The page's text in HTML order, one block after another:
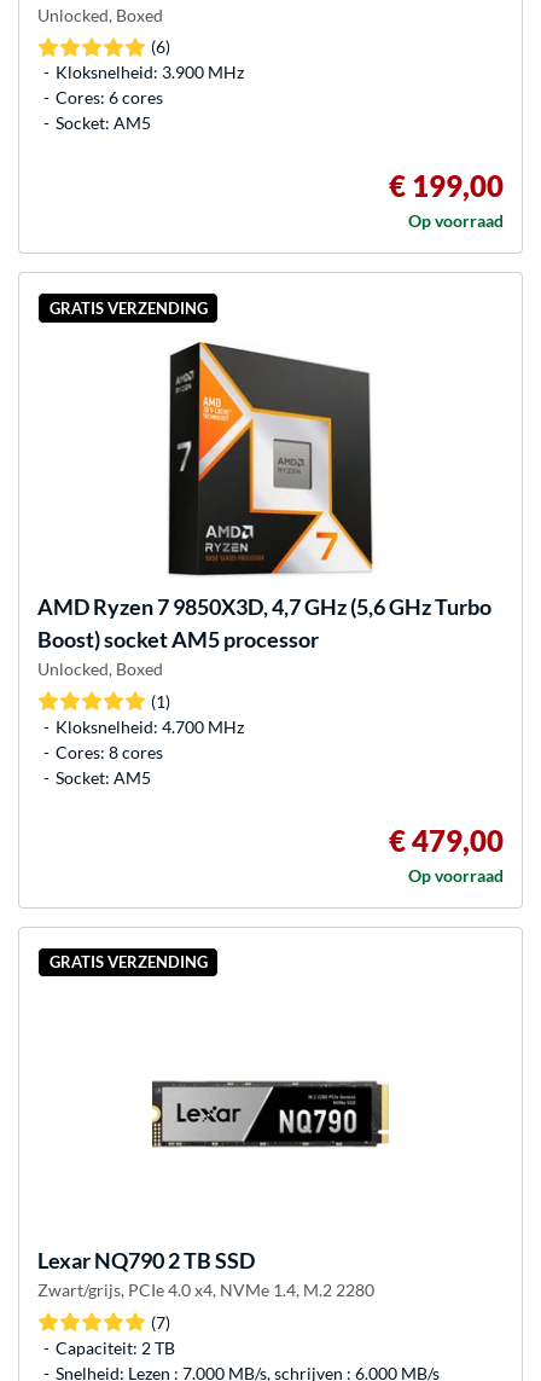
Unlocked, Boxed
(6)
Kloksnelheid: 3.900 MHz
Cores: 6 cores
Socket: AM5
€ 199,00
Op voorraad
GRATIS VERZENDING
AMDRyzen 7 9850X3D, 4,7 GHz (5,6 GHz Turbo
Boost) socket AM5 processor
Unlocked, Boxed
(1)
Kloksnelheid: 4.700 MHz
Cores: 8 cores
Socket: AM5
€ 479,00
Op voorraad
GRATIS VERZENDING
LexarNQ790 2 TB SSD
Zwart/grijs, PCIe 4.0 x4, NVMe 1.4, M.2 2280
(7)
Capaciteit: 2 TB
Snelheid: Lezen : 7.000 MB/s, schrijven : 6.000 MB/s